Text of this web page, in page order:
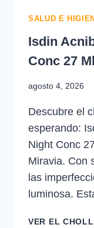
SALUD E
Isdin
Conc 27
agosto 4, 2026
Descubre el
esperando:
Night Conc
Miravia. Con
las
luminosa.
VER EL